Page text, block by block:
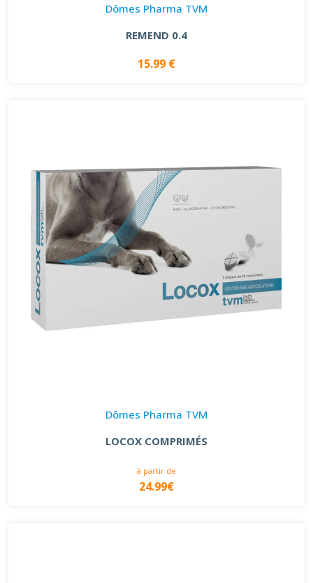
Dômes Pharma TVM
REMEND 0.4
15.99 €
Dômes Pharma TVM
LOCOX COMPRIMÉS
à partir de
24.99€